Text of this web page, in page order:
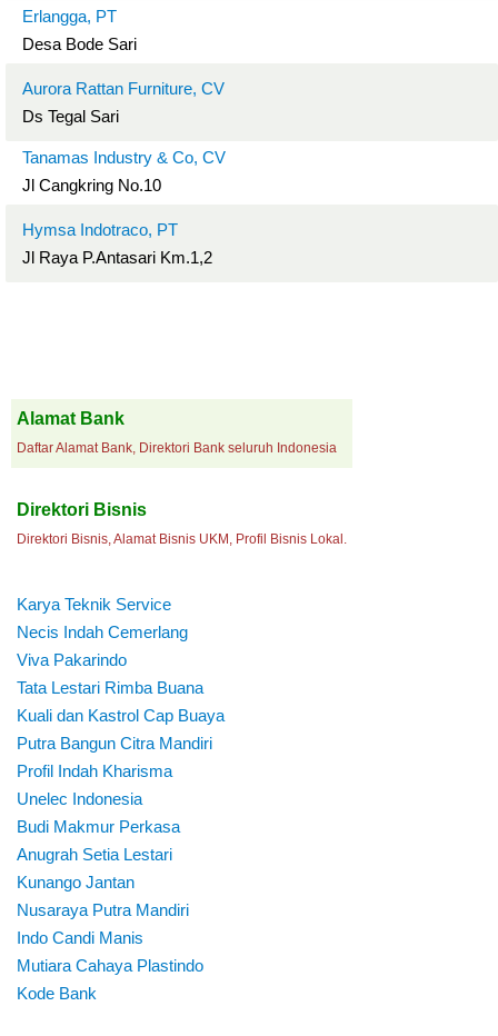
Erlangga, PT
Desa Bode Sari
Aurora Rattan Furniture, CV
Ds Tegal Sari
Tanamas Industry & Co, CV
Jl Cangkring No.10
Hymsa Indotraco, PT
Jl Raya P.Antasari Km.1,2
Alamat Bank
Daftar Alamat Bank, Direktori Bank seluruh Indonesia
Direktori Bisnis
Direktori Bisnis, Alamat Bisnis UKM, Profil Bisnis Lokal.
Karya Teknik Service
Necis Indah Cemerlang
Viva Pakarindo
Tata Lestari Rimba Buana
Kuali dan Kastrol Cap Buaya
Putra Bangun Citra Mandiri
Profil Indah Kharisma
Unelec Indonesia
Budi Makmur Perkasa
Anugrah Setia Lestari
Kunango Jantan
Nusaraya Putra Mandiri
Indo Candi Manis
Mutiara Cahaya Plastindo
Kode Bank